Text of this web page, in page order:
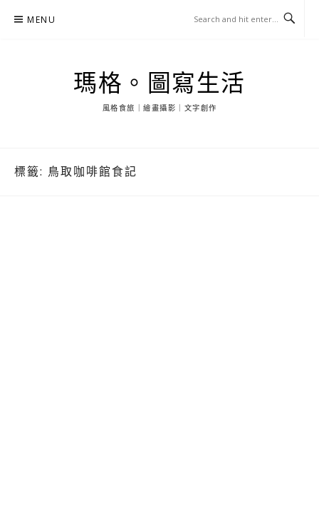
MENU
瑪格。圖寫生活
風格食旅｜繪畫攝影｜文字創作
標籤: 鳥取咖啡館食記